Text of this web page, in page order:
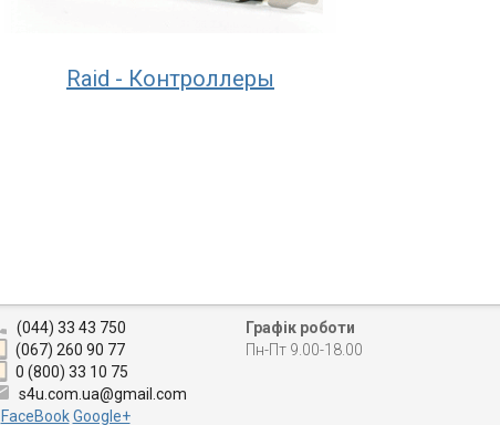
Raid - Контроллеры
(044) 33 43 750
(067) 260 90 77
0 (800) 33 10 75
s4u.com.ua@gmail.com
FaceBook Google+
Графік роботи
Пн-Пт 9.00-18.00